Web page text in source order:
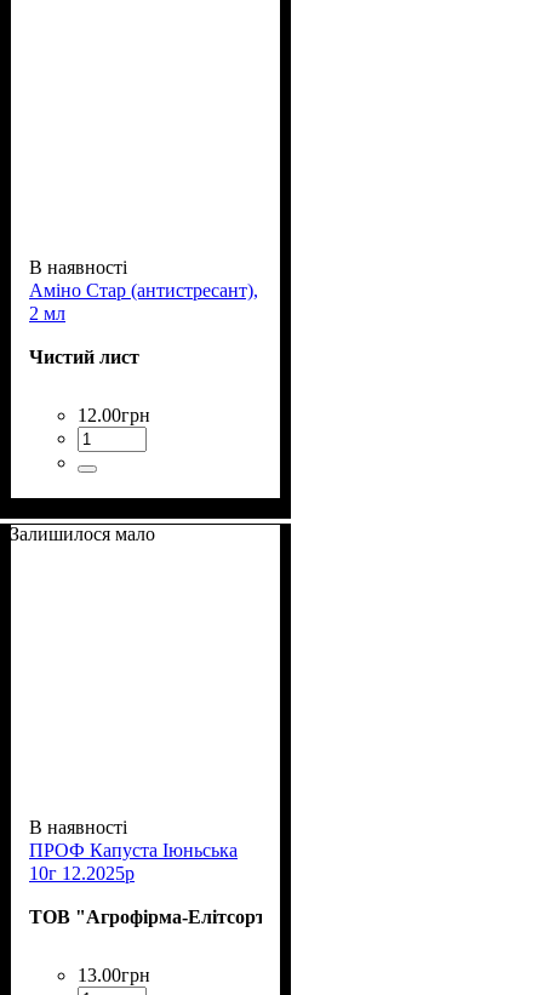
В наявності
Аміно Стар (антистресант),
2 мл
Чистий лист
12.00грн
Залишилося мало
В наявності
ПРОФ Капуста Іюньська
10г 12.2025р
ТОВ "Агрофірма-Елітсортнасіння"
13.00грн